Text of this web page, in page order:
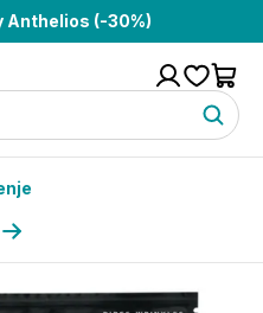
Anthelios (-30%)